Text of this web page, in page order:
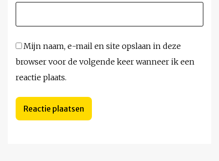
Mijn naam, e-mail en site opslaan in deze
browser voor de volgende keer wanneer ik een
reactie plaats.